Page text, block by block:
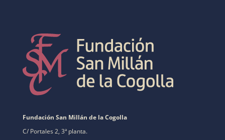
Fundación San Millán de la Cogolla
C/ Portales 2, 3ª planta.